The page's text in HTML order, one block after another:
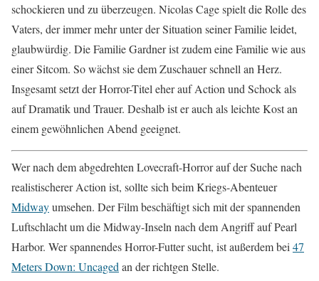
schockieren und zu überzeugen. Nicolas Cage spielt die Rolle des
Vaters, der immer mehr unter der Situation seiner Familie leidet,
glaubwürdig. Die Familie Gardner ist zudem eine Familie wie aus
einer Sitcom. So wächst sie dem Zuschauer schnell an Herz.
Insgesamt setzt der Horror-Titel eher auf Action und Schock als
auf Dramatik und Trauer. Deshalb ist er auch als leichte Kost an
einem gewöhnlichen Abend geeignet.
Wer nach dem abgedrehten Lovecraft-Horror auf der Suche nach
realistischerer Action ist, sollte sich beim Kriegs-Abenteuer
Midwayumsehen. Der Film beschäftigt sich mit der spannenden
Luftschlacht um die Midway-Inseln nach dem Angriff auf Pearl
Harbor. Wer spannendes Horror-Futter sucht, ist außerdem bei 47
Meters Down: Uncaged an der richtgen Stelle.